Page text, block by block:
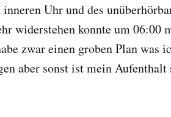
Uhr und des
widerstehen konnte um
zwar einen groben Plan was
aber sonst ist mein